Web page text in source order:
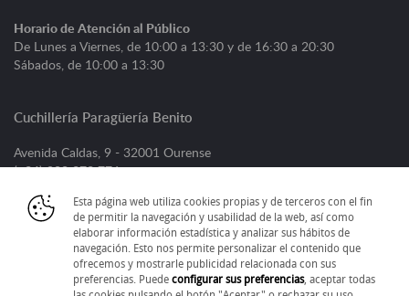
Horario de Atención al Público
De Lunes a Viernes, de 10:00 a 13:30 y de 16:30 a 20:30
Sábados, de 10:00 a 13:30
Cuchillería Paragüería Benito
Avenida Caldas, 9 - 32001 Ourense
(+34) 988 373 776
Horario de Atención al Público
De Lunes a Viernes, de 09:00 a 13:30 y de 16:30 a 20:30
Sábados, de 09:30 a 13:30
Esta página web utiliza cookies propias y de terceros con el fin
de permitir la navegación y usabilidad de la web, así como
elaborar información estadística y analizar sus hábitos de
navegación. Esto nos permite personalizar el contenido que
ofrecemos y mostrarle publicidad relacionada con sus
preferencias. Puede configurar sus preferencias, aceptar todas